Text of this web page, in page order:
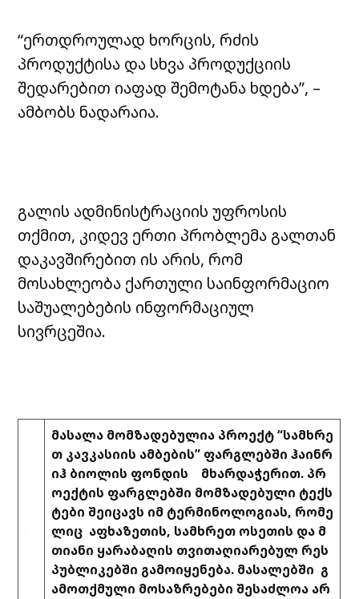
“ერთდროულად ხორცის, რძის
პროდუქტისა და სხვა პროდუქციის
შედარებით იაფად შემოტანა ხდება”, –
ამბობს ნადარაია.
გალის ადმინისტრაციის უფროსის
თქმით, კიდევ ერთი პრობლემა გალთან
დაკავშირებით ის არის, რომ
მოსახლეობა ქართული საინფორმაციო
საშუალებების ინფორმაციულ
სივრცეშია.
მასალა მომზადებულია პროექტ “სამხრე
თ კავკასიის ამბების” ფარგლებში ჰაინრ
იჰ ბიოლის ფონდის მხარდაჭერით. პრ
ოექტის ფარგლებში მომზადებული ტექს
ტები შეიცავს იმ ტერმინოლოგიას, რომე
ლიც აფხაზეთის, სამხრეთ ოსეთის და მ
თიანი ყარაბაღის თვითაღიარებულ რეს
პუბლიკებში გამოიყენება. მასალებში გ
ამოთქმული მოსაზრებები შესაძლოა არ